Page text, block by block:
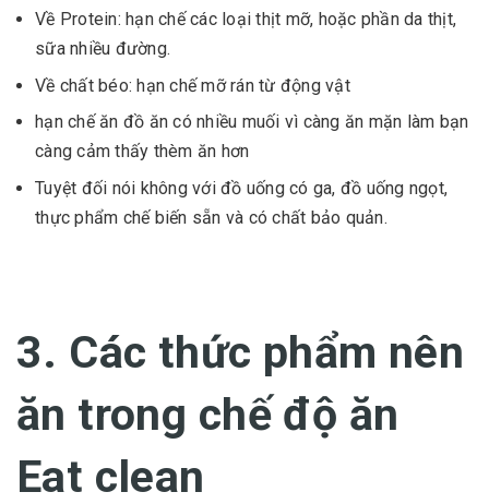
Về Protein: hạn chế các loại thịt mỡ, hoặc phần da thịt,
sữa nhiều đường.
Về chất béo: hạn chế mỡ rán từ động vật
hạn chế ăn đồ ăn có nhiều muối vì càng ăn mặn làm bạn
càng cảm thấy thèm ăn hơn
Tuyệt đối nói không với đồ uống có ga, đồ uống ngọt,
thực phẩm chế biến sẵn và có chất bảo quản.
3. Các thức phẩm nên
ăn trong chế độ ăn
Eat clean